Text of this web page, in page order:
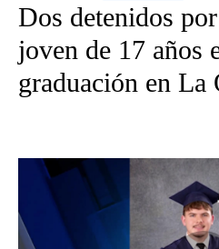
Dos detenidos
joven de 17 años
graduación en La